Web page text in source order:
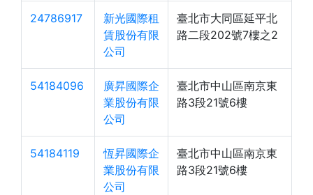
24786917
新光國際租
賃股份有限
公司
臺北市大同區延平北
路二段202號7樓之2
54184096
廣昇國際企
業股份有限
公司
臺北市中山區南京東
路3段21號6樓
54184119
恆昇國際企
業股份有限
公司
臺北市中山區南京東
路3段21號6樓